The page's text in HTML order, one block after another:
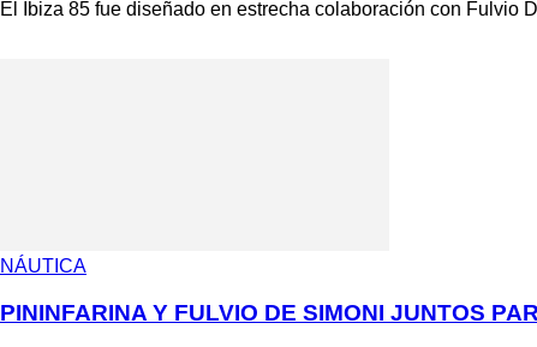
El Ibiza 85 fue diseñado en estrecha colaboración con Fulvio
NÁUTICA
PININFARINA Y FULVIO DE SIMONI JUNTOS